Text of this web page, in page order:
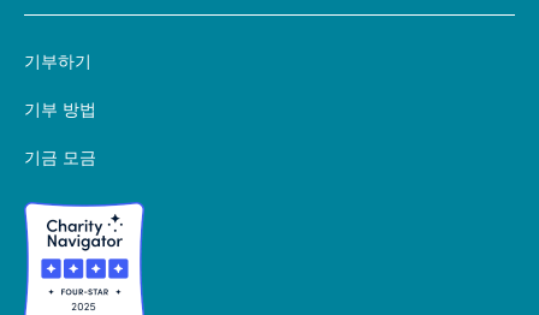
기부하기
기부 방법
기금 모금